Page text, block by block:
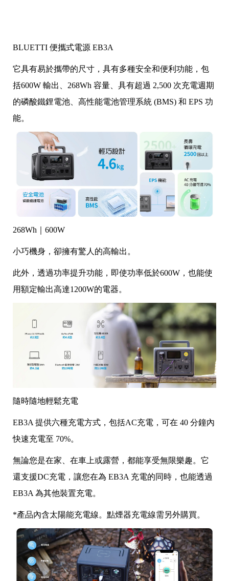
BLUETTI 便攜式電源 EB3A
它具有易於攜帶的尺寸，具有多種安全和便利功能，包
括600W 輸出、268Wh 容量、具有超過 2,500 次充電週期
的磷酸鐵鋰電池、高性能電池管理系統 (BMS) 和 EPS 功
能。
268Wh｜600W
小巧機身，卻擁有驚人的高輸出。
此外，透過功率提升功能，即使功率低於600W，也能使
用額定輸出高達1200W的電器。
隨時隨地輕鬆充電
EB3A 提供六種充電方式，包括AC充電，可在 40 分鐘內
快速充電至 70%。
無論您是在家、在車上或露營，都能享受無限樂趣。它
還支援DC充電，讓您在為 EB3A 充電的同時，也能透過
EB3A 為其他裝置充電。
*產品內含太陽能充電線。點煙器充電線需另外購買。